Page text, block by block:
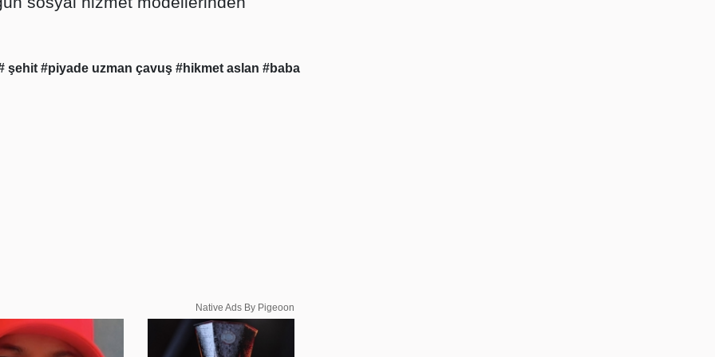
şehit #piyade uzman çavuş #hikmet aslan #baba
Native Ads By Pigeoon